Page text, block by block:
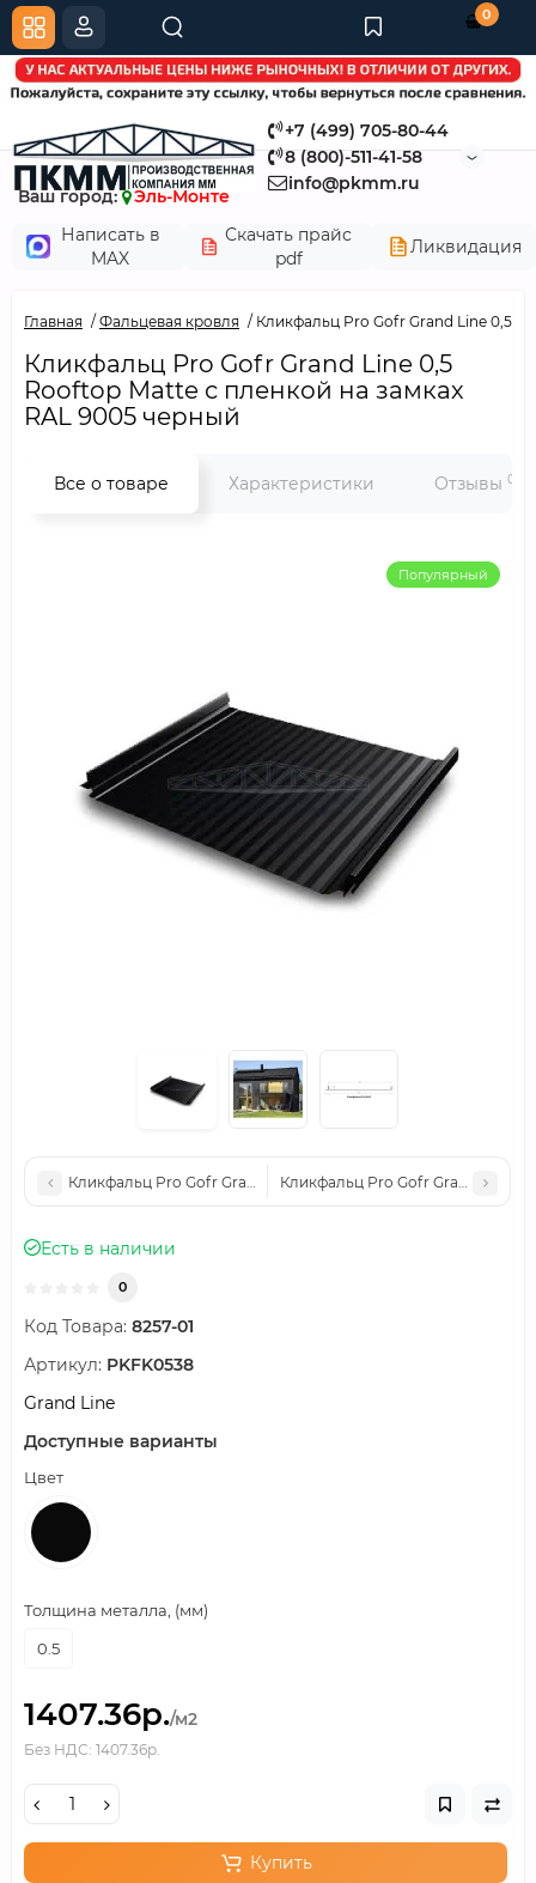
+7 (499) 705-80-44
8 (800)-511-41-58
info@pkmm.ru
Ваш город:
Эль-Монте
Написать в
MAX
Скачать прайс
pdf
Ликвидация
0
Главная Фальцевая кровля Кликфальц Pro Gofr Grand Line 0,5
Кликфальц Pro Gofr Grand Line 0,5
Rooftop Matte с пленкой на замках
RAL 9005 черный
Все о товаре Характеристики Отзывы 0
Популярный
Кликфальц Pro Gofr Grand Line 0,5 Rooftop Matte с пленкой
Кликфальц Pro Gofr Grand Line
Есть в наличии
0
Код Товара: 8257-01
Артикул: PKFK0538
Grand Line
Доступные варианты
Цвет
Толщина металла, (мм)
0.5
1407.36р./м2
Без НДС: 1407.36р.
Купить